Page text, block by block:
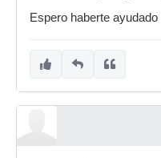
Espero haberte ayudado